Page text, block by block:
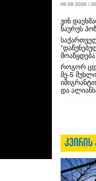
06.08.2026 /
ვინ
ნაურუს
მოაწყდება
როგორ
მე-5
და